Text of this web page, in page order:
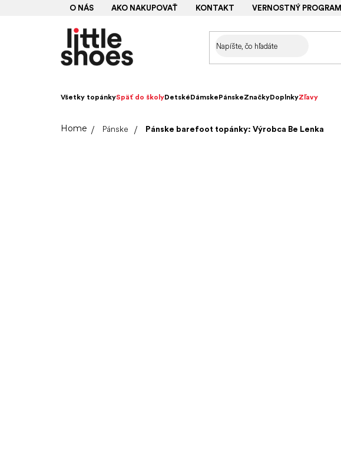
O NÁS AKO NAKUPOVAŤ KONTAKT VERNOSTNÝ PROGRAM
Všetky topánkySpäť do školyDetskéDámskePánskeZnačkyDoplnkyZľavy
DomovPánske Pánske barefoot topánky: Výrobca Be Lenka